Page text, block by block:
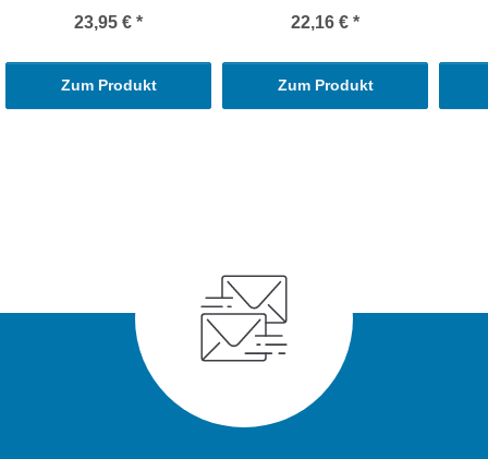
23,95 € *
Zum Produkt
22,16 € *
Zum Produkt